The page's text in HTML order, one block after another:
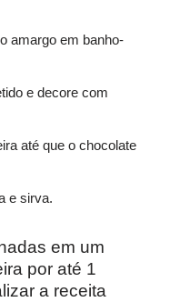
amargo em banho-
e decore com
até que o chocolate
e sirva.
em um
por até 1
a receita